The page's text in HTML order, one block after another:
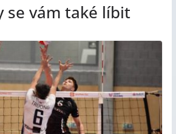
se vám také líbit